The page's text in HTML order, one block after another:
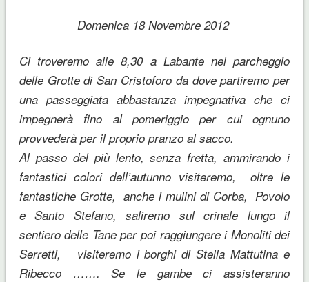
Domenica 18 Novembre 2012
Ci troveremo alle 8,30 a Labante nel parcheggio
delle Grotte di San Cristoforo da dove partiremo per
una passeggiata abbastanza impegnativa che ci
impegnerà fino al pomeriggio per cui ognuno
provvederà per il proprio pranzo al sacco.
Al passo del più lento, senza fretta, ammirando i
fantastici colori dell’autunno visiteremo, oltre le
fantastiche Grotte, anche i mulini di Corba, Povolo
e Santo Stefano, saliremo sul crinale lungo il
sentiero delle Tane per poi raggiungere i Monoliti dei
Serretti, visiteremo i borghi di Stella Mattutina e
Ribecco ……. Se le gambe ci assisteranno